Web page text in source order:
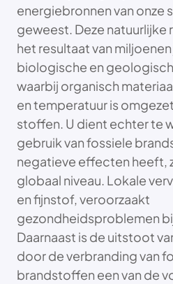
energiebronnen van onze
geweest. Deze natuurlijke
het resultaat van miljoenen
biologische en
waarbij organisch
en temperatuur is
stoffen. U dient echter te
gebruik van fossiele
negatieve effecten heeft,
globaal niveau. Lokale
en fijnstof, veroorzaakt
gezondheidsproblemen
Daarnaast is de uitstoot
door de verbranding van
brandstoffen een van de